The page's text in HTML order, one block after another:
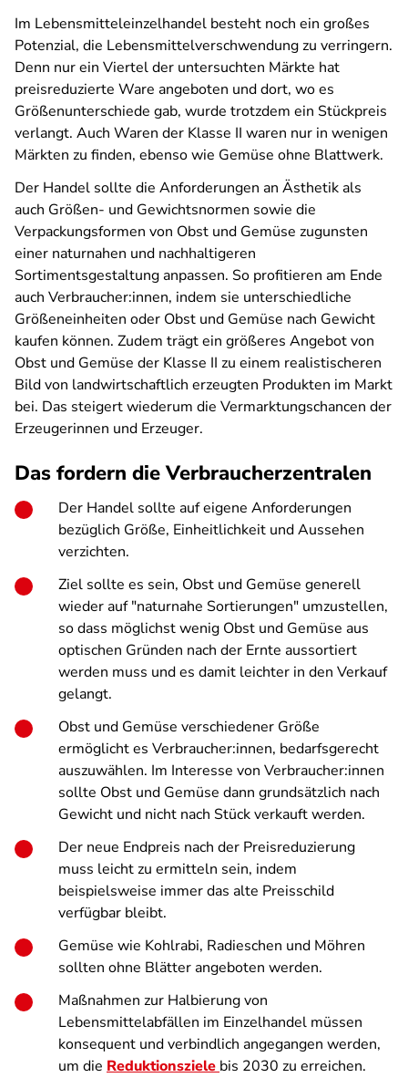
Im Lebensmitteleinzelhandel besteht noch ein großes
Potenzial, die Lebensmittelverschwendung zu verringern.
Denn nur ein Viertel der untersuchten Märkte hat
preisreduzierte Ware angeboten und dort, wo es
Größenunterschiede gab, wurde trotzdem ein Stückpreis
verlangt. Auch Waren der Klasse II waren nur in wenigen
Märkten zu finden, ebenso wie Gemüse ohne Blattwerk.
Der Handel sollte die Anforderungen an Ästhetik als
auch Größen- und Gewichtsnormen sowie die
Verpackungsformen von Obst und Gemüse zugunsten
einer naturnahen und nachhaltigeren
Sortimentsgestaltung anpassen. So profitieren am Ende
auch Verbraucher:innen, indem sie unterschiedliche
Größeneinheiten oder Obst und Gemüse nach Gewicht
kaufen können. Zudem trägt ein größeres Angebot von
Obst und Gemüse der Klasse II zu einem realistischeren
Bild von landwirtschaftlich erzeugten Produkten im Markt
bei. Das steigert wiederum die Vermarktungschancen der
Erzeugerinnen und Erzeuger.
Das fordern die Verbraucherzentralen
Der Handel sollte auf eigene Anforderungen
bezüglich Größe, Einheitlichkeit und Aussehen
verzichten.
Ziel sollte es sein, Obst und Gemüse generell
wieder auf "naturnahe Sortierungen" umzustellen,
so dass möglichst wenig Obst und Gemüse aus
optischen Gründen nach der Ernte aussortiert
werden muss und es damit leichter in den Verkauf
gelangt.
Obst und Gemüse verschiedener Größe
ermöglicht es Verbraucher:innen, bedarfsgerecht
auszuwählen. Im Interesse von Verbraucher:innen
sollte Obst und Gemüse dann grundsätzlich nach
Gewicht und nicht nach Stück verkauft werden.
Der neue Endpreis nach der Preisreduzierung
muss leicht zu ermitteln sein, indem
beispielsweise immer das alte Preisschild
verfügbar bleibt.
Gemüse wie Kohlrabi, Radieschen und Möhren
sollten ohne Blätter angeboten werden.
Maßnahmen zur Halbierung von
Lebensmittelabfällen im Einzelhandel müssen
konsequent und verbindlich angegangen werden,
um die Reduktionsziele bis 2030 zu erreichen.